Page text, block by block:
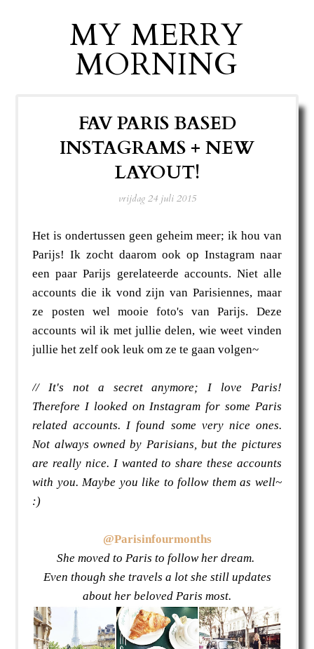
MY MERRY
MORNING
FAV PARIS BASED
INSTAGRAMS + NEW
LAYOUT!
vrijdag 24 juli 2015
Het is ondertussen geen geheim meer; ik hou van
Parijs! Ik zocht daarom ook op Instagram naar
een paar Parijs gerelateerde accounts. Niet alle
accounts die ik vond zijn van Parisiennes, maar
ze posten wel mooie foto's van Parijs. Deze
accounts wil ik met jullie delen, wie weet vinden
jullie het zelf ook leuk om ze te gaan volgen~
// It's not a secret anymore; I love Paris!
Therefore I looked on Instagram for some Paris
related accounts. I found some very nice ones.
Not always owned by Parisians, but the pictures
are really nice. I wanted to share these accounts
with you. Maybe you like to follow them as well~
:)
@Parisinfourmonths
She moved to Paris to follow her dream.
Even though she travels a lot she still updates
about her beloved Paris most.